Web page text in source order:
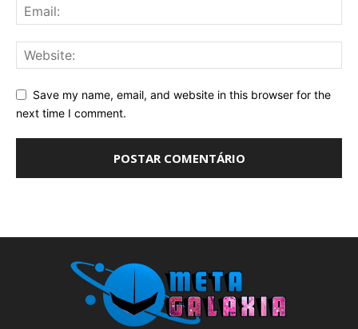
Save my name, email, and website in this browser for the
next time I comment.